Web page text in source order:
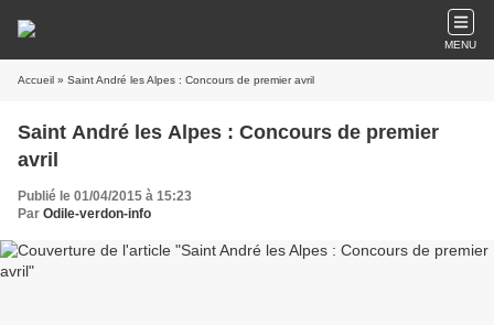
MENU
Accueil » Saint André les Alpes : Concours de premier avril
Saint André les Alpes : Concours de premier
avril
Publié le 01/04/2015 à 15:23
Par Odile-verdon-info